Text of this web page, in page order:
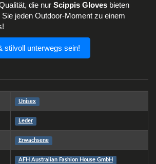
die nur Scippis Gloves bieten
jeden Outdoor-Moment zu einem
stilvoll unterwegs sein!
Unisex
Leder
Erwachsene
AFH Australian Fashion House GmbH